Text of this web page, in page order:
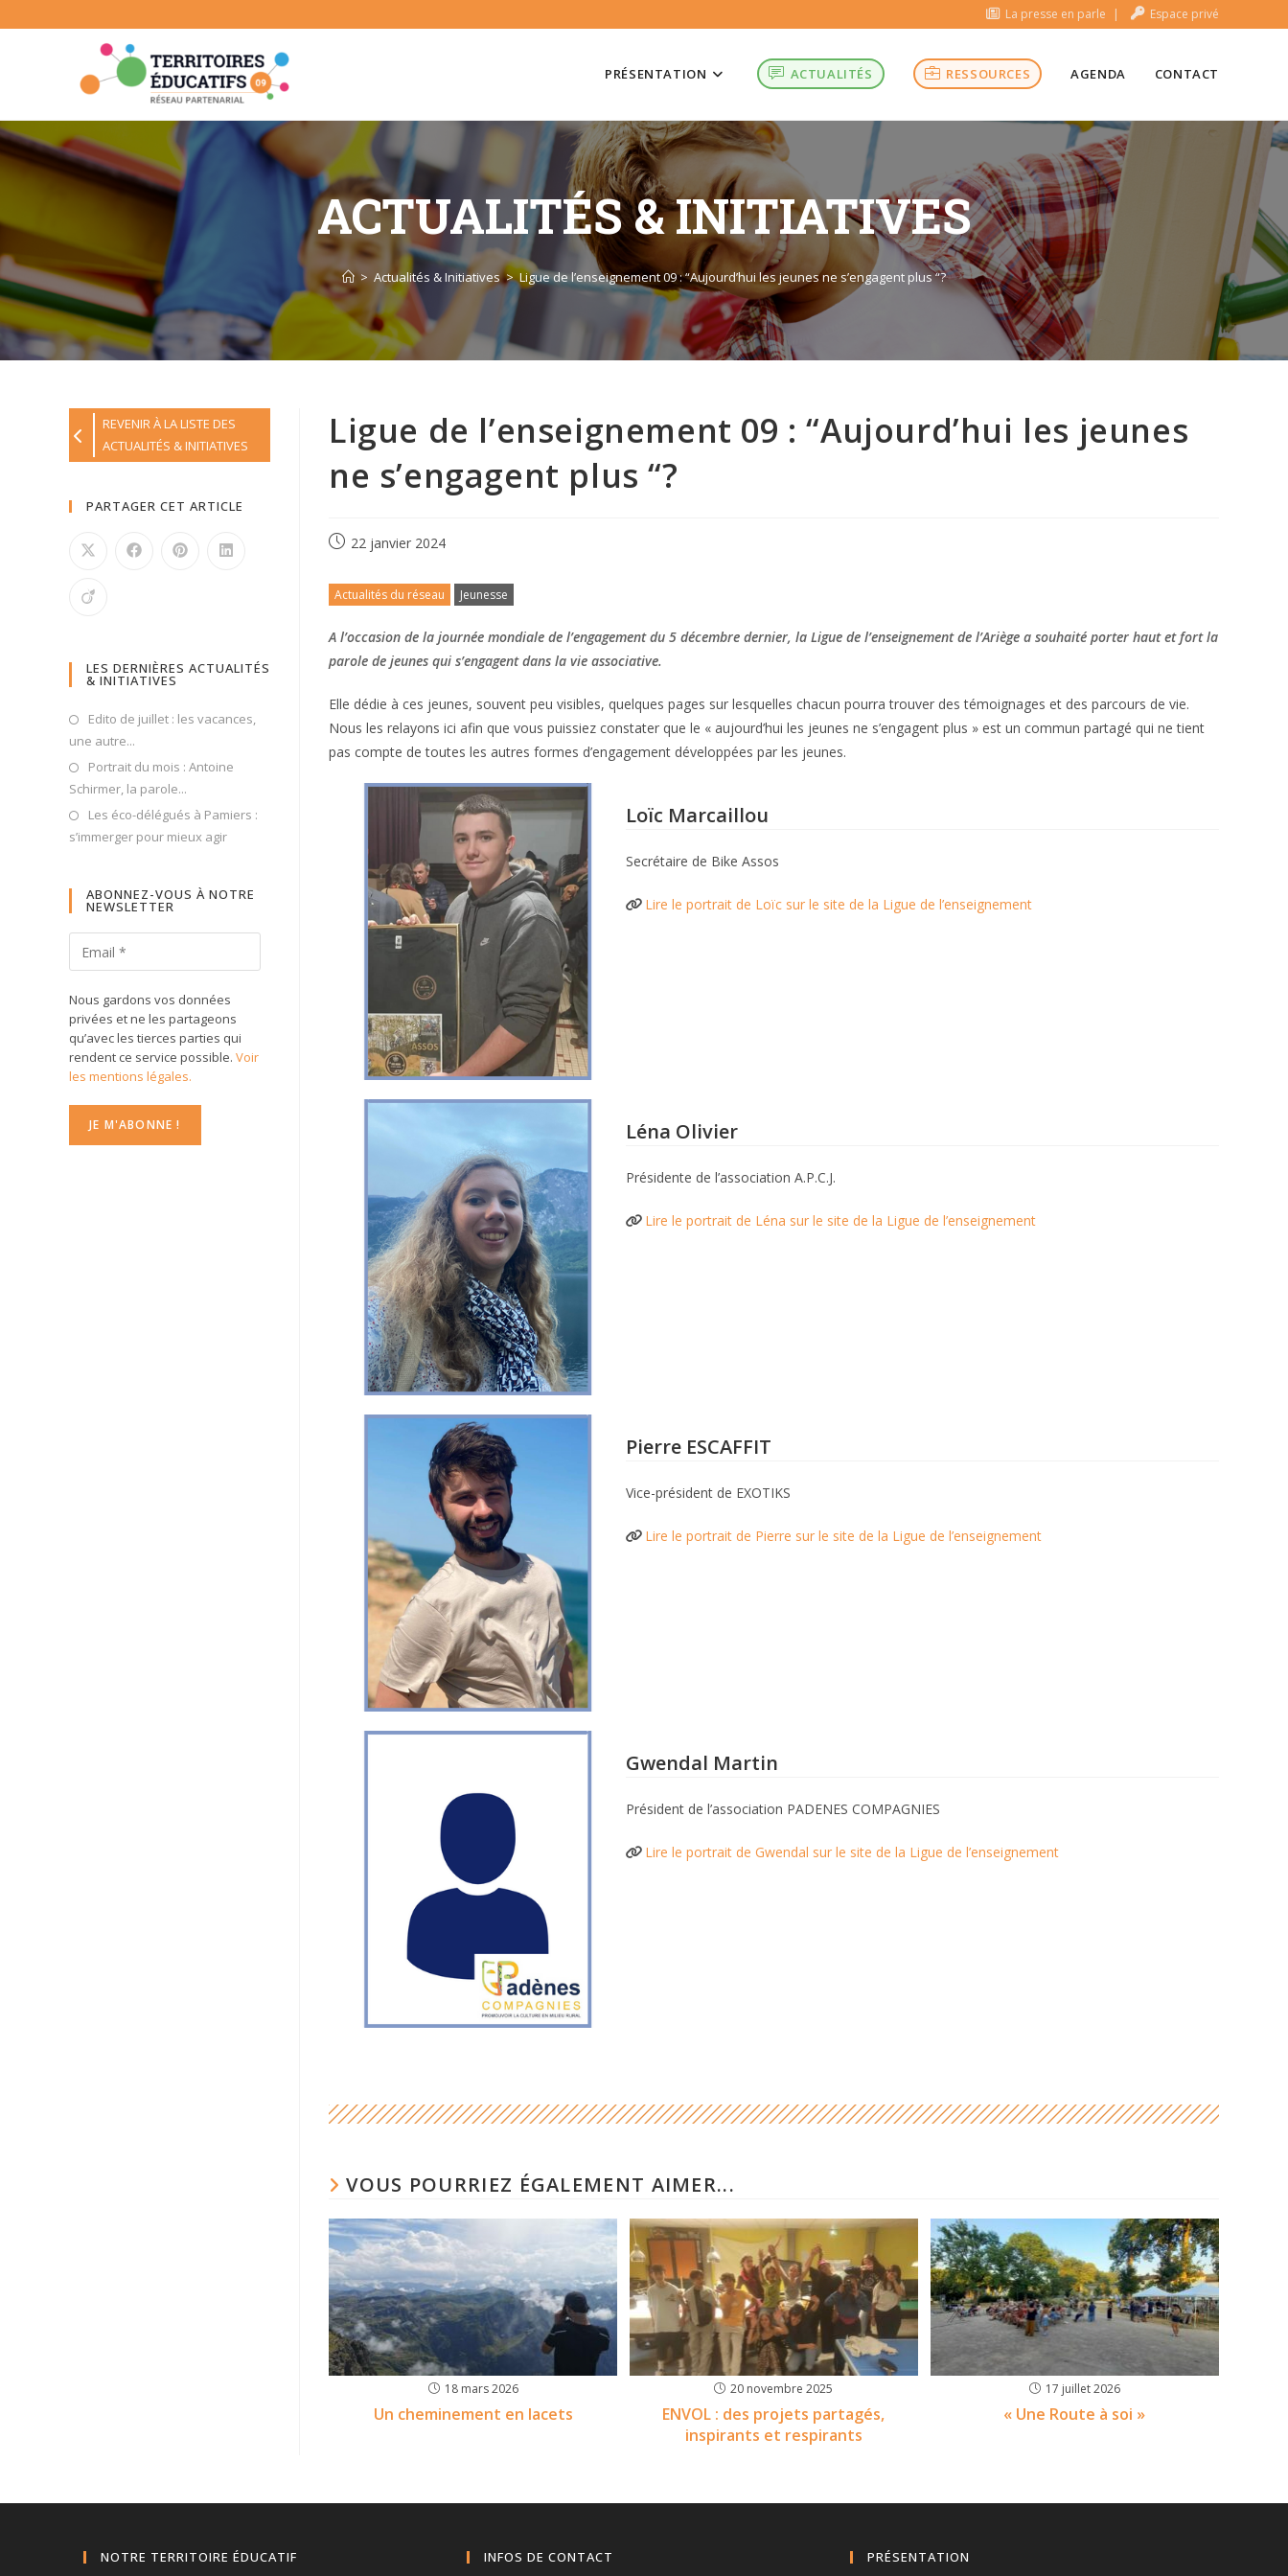
to
La presse en parle Espace privé
PRÉSENTATION ACTUALITÉS RESSOURCES AGENDA CONTACT
ACTUALITÉS & INITIATIVES
> Actualités & Initiatives > Ligue de l’enseignement 09 : “Aujourd’hui les jeunes ne s’engagent plus “?
Ligue de l’enseignement 09 : “Aujourd’hui les jeunes
ne s’engagent plus “?
22 janvier 2024
Actualités du réseau Jeunesse
A l’occasion de la journée mondiale de l’engagement du 5 décembre dernier, la Ligue de l’enseignement de l’Ariège a souhaité porter haut et fort la
parole de jeunes qui s’engagent dans la vie associative.
Elle dédie à ces jeunes, souvent peu visibles, quelques pages sur lesquelles chacun pourra trouver des témoignages et des parcours de vie.
Nous les relayons ici afin que vous puissiez constater que le « aujourd’hui les jeunes ne s’engagent plus » est un commun partagé qui ne tient
pas compte de toutes les autres formes d’engagement développées par les jeunes.
Loïc Marcaillou
Secrétaire de Bike Assos
Lire le portrait de Loïc sur le site de la Ligue de l’enseignement
Léna Olivier
Présidente de l’association A.P.C.J.
Lire le portrait de Léna sur le site de la Ligue de l’enseignement
Pierre ESCAFFIT
Vice-président de EXOTIKS
Lire le portrait de Pierre sur le site de la Ligue de l’enseignement
Gwendal Martin
Président de l’association PADENES COMPAGNIES
Lire le portrait de Gwendal sur le site de la Ligue de l’enseignement
VOUS POURRIEZ ÉGALEMENT AIMER...
18 mars 2026
Un cheminement en lacets
20 novembre 2025
ENVOL : des projets partagés,
inspirants et respirants
17 juillet 2026
« Une Route à soi »
REVENIR À LA LISTE DES
ACTUALITÉS & INITIATIVES
PARTAGER CET ARTICLE
LES DERNIÈRES ACTUALITÉS
& INITIATIVES
Edito de juillet : les vacances,
une autre...
Portrait du mois : Antoine
Schirmer, la parole...
Les éco-délégués à Pamiers :
s’immerger pour mieux agir
ABONNEZ-VOUS À NOTRE
NEWSLETTER
Nous gardons vos données
privées et ne les partageons
qu’avec les tierces parties qui
rendent ce service possible. Voir
les mentions légales.
NOTRE TERRITOIRE ÉDUCATIF INFOS DE CONTACT PRÉSENTATION